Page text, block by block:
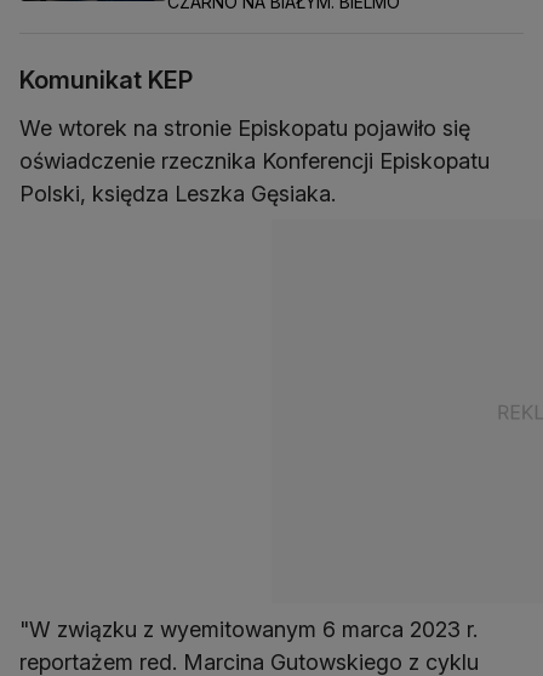
Komunikat KEP
We wtorek na stronie Episkopatu pojawiło się
oświadczenie rzecznika Konferencji Episkopatu
Polski, księdza Leszka Gęsiaka.
"W związku z wyemitowanym 6 marca 2023 r.
reportażem red. Marcina Gutowskiego z cyklu